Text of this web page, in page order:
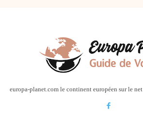
europa-planet.com le continent européen sur le net